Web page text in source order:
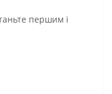
першим і